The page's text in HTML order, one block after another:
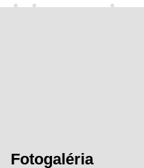
Fotogaléria